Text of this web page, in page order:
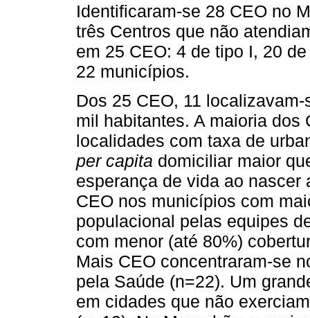
Identificaram-se 28 CEO no
três Centros que não
em 25 CEO: 4 de tipo I, 20
22 municípios.
Dos 25 CEO, 11
mil habitantes. A maioria dos
localidades com taxa de
per capita domiciliar maior
esperança de vida ao
CEO nos municípios com
populacional pelas equipes
com menor (até 80%)
Mais CEO concentraram-se
pela Saúde (n=22). Um
em cidades que não